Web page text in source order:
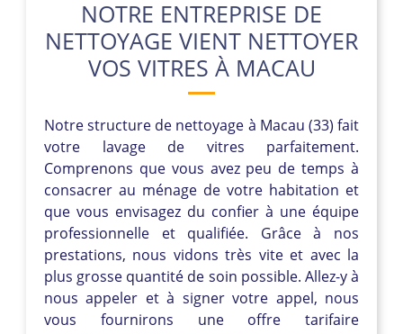
NOTRE ENTREPRISE DE
NETTOYAGE VIENT NETTOYER
VOS VITRES À MACAU
Notre structure de nettoyage à Macau (33) fait
votre lavage de vitres parfaitement.
Comprenons que vous avez peu de temps à
consacrer au ménage de votre habitation et
que vous envisagez du confier à une équipe
professionnelle et qualifiée. Grâce à nos
prestations, nous vidons très vite et avec la
plus grosse quantité de soin possible. Allez-y à
nous appeler et à signer votre appel, nous
vous fournirons une offre tarifaire